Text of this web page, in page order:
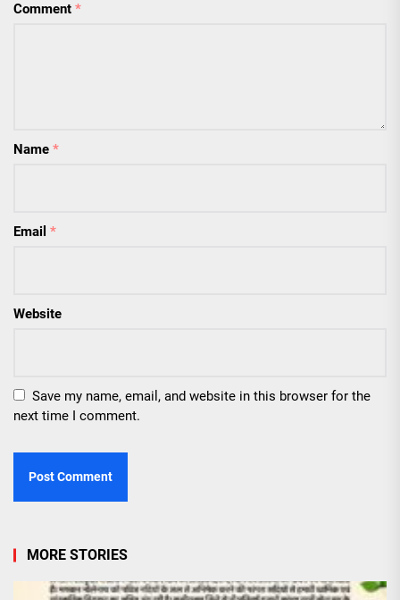
Comment *
Name *
Email *
Website
Save my name, email, and website in this browser for the
next time I comment.
MORE STORIES